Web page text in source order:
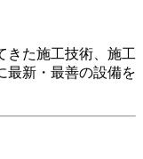
きた施工技術、施工
最新・最善の設備を